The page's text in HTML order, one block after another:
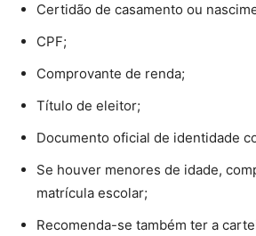
Certidão de casamento ou
CPF;
Comprovante de renda;
Título de eleitor;
Documento oficial de identidade
Se houver menores de idade,
matrícula escolar;
Recomenda-se também ter a